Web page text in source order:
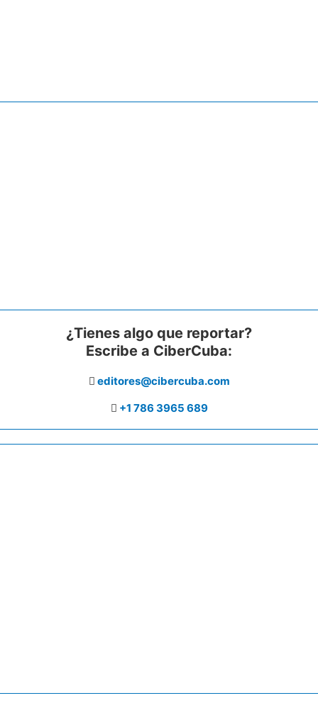
¿Tienes algo que reportar?
Escribe a CiberCuba:
editores@cibercuba.com
+1 786 3965 689